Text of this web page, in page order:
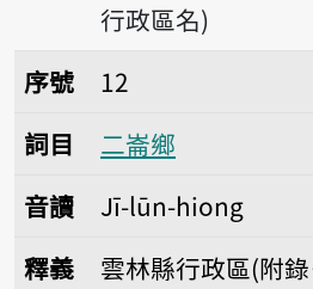
行政區名)
序號12二崙鄉
序號
12
詞目
二崙鄉
音讀
Jī-lūn-hiong
釋義
雲林縣行政區(附